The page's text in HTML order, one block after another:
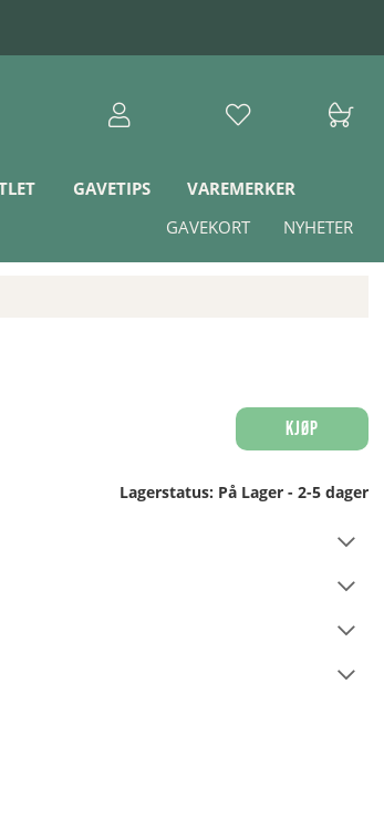
GAVETIPS
VAREMERKER
NYHETER
GAVEKORT
Kjøp
Lagerstatus: På Lager - 2-5 dager